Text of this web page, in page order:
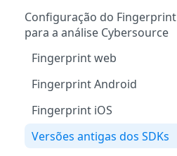
Configuração do Fingerprint
para a análise Cybersource
Fingerprint web
Fingerprint Android
Fingerprint iOS
Versões antigas dos SDKs